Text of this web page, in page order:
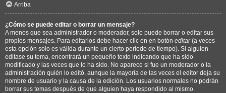
Arriba
¿Cómo se puede editar o borrar un mensaje?
A menos que sea administrador o moderador, solo puede borrar o editar sus
propios mensajes. Para editarlos debe hacer clic en en botón editar(a veces
esta opción solo es válida durante un cierto periodo de tiempo). Si alguien
editase su tema, encontrará un pequeño texto indicando que ha sido
modificado y las veces que lo ha sido. No aparece si fue un moderador o la
administración quién lo editó, aunque la mayoría de las veces el editor deja su
nombre de usuario y la causa de la edición. Los usuarios normales no podrán
borrar sus temas después de que alguien haya respondido al mismo.